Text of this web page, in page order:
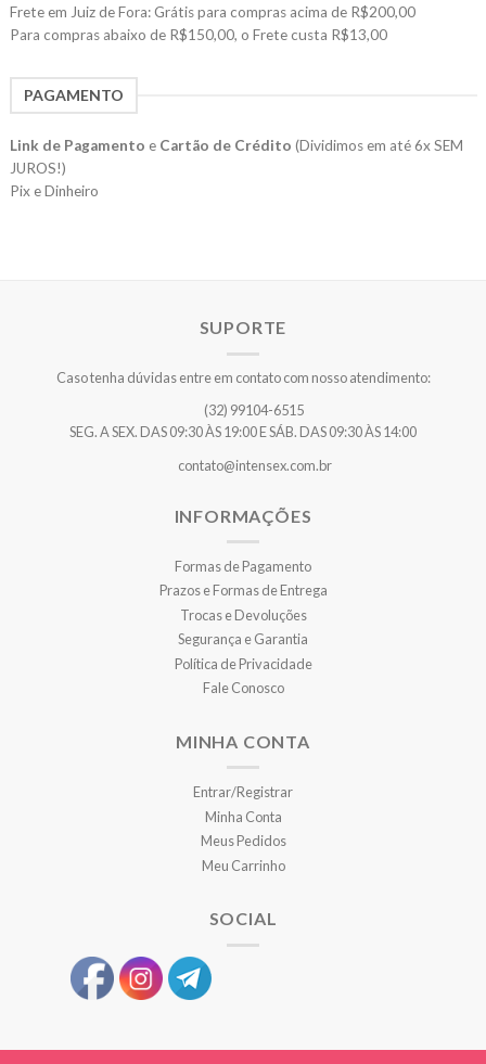
Frete em Juiz de Fora: Grátis para compras acima de R$200,00
Para compras abaixo de R$150,00, o Frete custa R$13,00
PAGAMENTO
Link de Pagamento e Cartão de Crédito (Dividimos em até 6x SEM
JUROS!)
Pix e Dinheiro
SUPORTE
Caso tenha dúvidas entre em contato com nosso atendimento:
(32) 99104-6515
SEG. A SEX. DAS 09:30 ÀS 19:00 E SÁB. DAS 09:30 ÀS 14:00
contato@intensex.com.br
INFORMAÇÕES
Formas de Pagamento
Prazos e Formas de Entrega
Trocas e Devoluções
Segurança e Garantia
Política de Privacidade
Fale Conosco
MINHA CONTA
Entrar/Registrar
Minha Conta
Meus Pedidos
Meu Carrinho
SOCIAL